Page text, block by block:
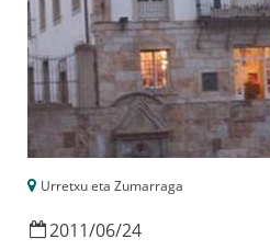
Urretxu eta Zumarraga
2011/06/24